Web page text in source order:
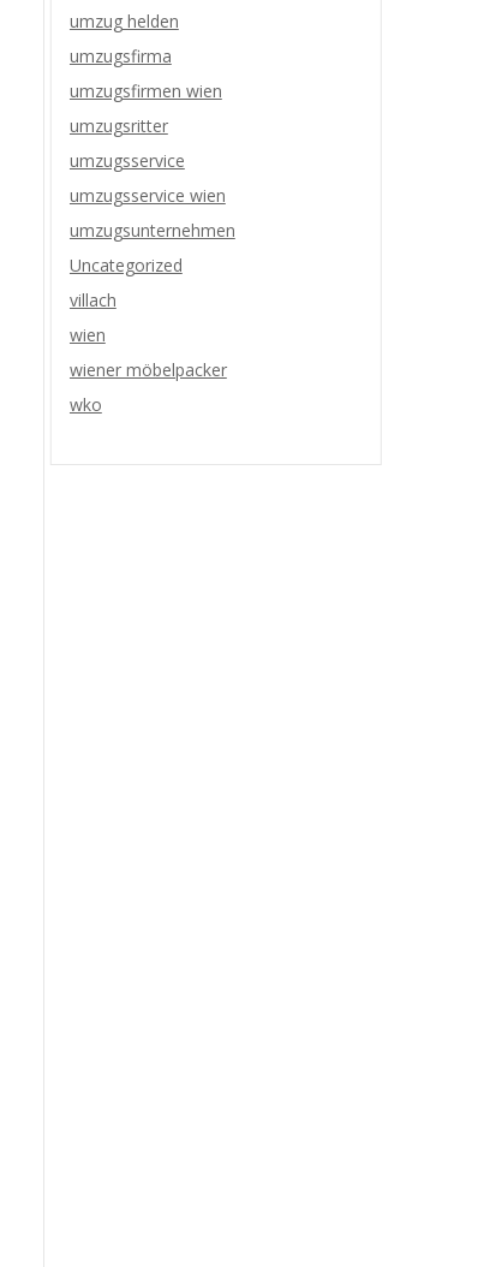
umzug helden
umzugsfirma
umzugsfirmen wien
umzugsritter
umzugsservice
umzugsservice wien
umzugsunternehmen
Uncategorized
villach
wien
wiener möbelpacker
wko